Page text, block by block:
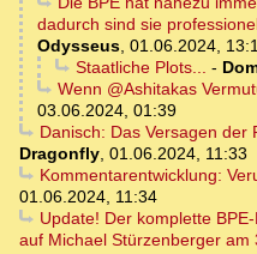
dadurch sind sie
Odysseus, 01.06.2024,
Staatliche Plots... -
Wenn @Ashitakas
03.06.2024, 01:39
Danisch: Das Versagen der
Dragonfly, 01.06.2024, 11:33
Kommentarentwicklung:
01.06.2024, 11:34
Update! Der komplette
auf Michael Stürzenberger